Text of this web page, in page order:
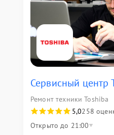
Сервисный центр
Ремонт техники Toshiba
5,0258
Открыто до 21:00